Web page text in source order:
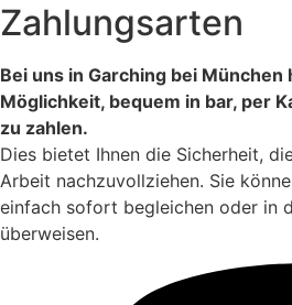
Zahlungsarten
Bei uns in Garching bei München
Möglichkeit, bequem in bar, per
zu zahlen.
Dies bietet Ihnen die Sicherheit,
Arbeit nachzuvollziehen. Sie
einfach sofort begleichen oder in
überweisen.